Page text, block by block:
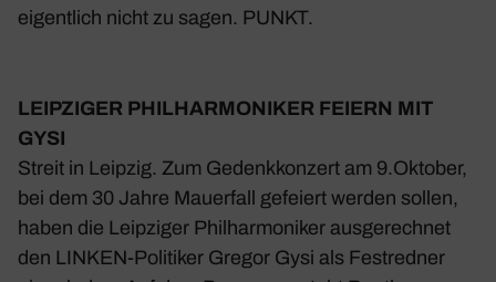
eigent­lich nicht zu sagen. PUNKT.
LEIP­ZIGER PHIL­HAR­MO­NIKER FEIERN MIT
GYSI
Streit in Leipzig. Zum Gedenk­kon­zert am 9.Oktober,
bei dem 30 Jahre Mauer­fall gefeiert werden sollen,
haben die Leip­ziger Phil­har­mo­niker ausge­rechnet
den LINKEN-Poli­tiker Gregor Gysi als Fest­redner